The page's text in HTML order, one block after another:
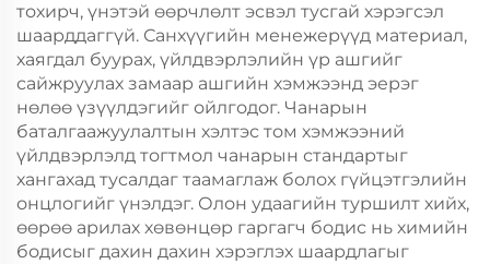
тохирч, үнэтэй өөрчлөлт эсвэл тусгай хэрэгсэл
шаарддаггүй. Санхүүгийн менежерүүд материал,
хаягдал буурах, үйлдвэрлэлийн үр ашгийг
сайжруулах замаар ашгийн хэмжээнд эерэг
нөлөө үзүүлдэгийг ойлгодог. Чанарын
баталгаажуулалтын хэлтэс том хэмжээний
үйлдвэрлэлд тогтмол чанарын стандартыг
хангахад тусалдаг таамаглаж болох гүйцэтгэлийн
онцлогийг үнэлдэг. Олон удаагийн туршилт хийх,
өөрөө арилах хөвөнцөр гаргагч бодис нь химийн
бодисыг дахин дахин хэрэглэх шаардлагыг